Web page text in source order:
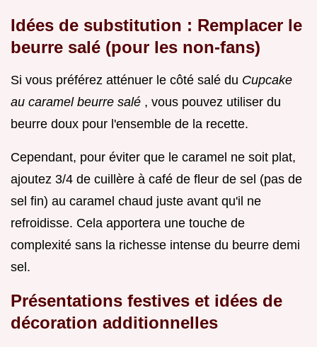
Idées de substitution : Remplacer le
beurre salé (pour les non-fans)
Si vous préférez atténuer le côté salé du Cupcake
au caramel beurre salé , vous pouvez utiliser du
beurre doux pour l'ensemble de la recette.
Cependant, pour éviter que le caramel ne soit plat,
ajoutez 3/4 de cuillère à café de fleur de sel (pas de
sel fin) au caramel chaud juste avant qu'il ne
refroidisse. Cela apportera une touche de
complexité sans la richesse intense du beurre demi
sel.
Présentations festives et idées de
décoration additionnelles